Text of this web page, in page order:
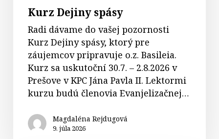
Kurz Dejiny spásy
Radi dávame do vašej pozornosti
Kurz Dejiny spásy, ktorý pre
záujemcov pripravuje o.z. Basileia.
Kurz sa uskutoční 30.7. – 2.8.2026 v
Prešove v KPC Jána Pavla II. Lektormi
kurzu budú členovia Evanjelizačnej…
Magdaléna Rejdugová
9. júla 2026